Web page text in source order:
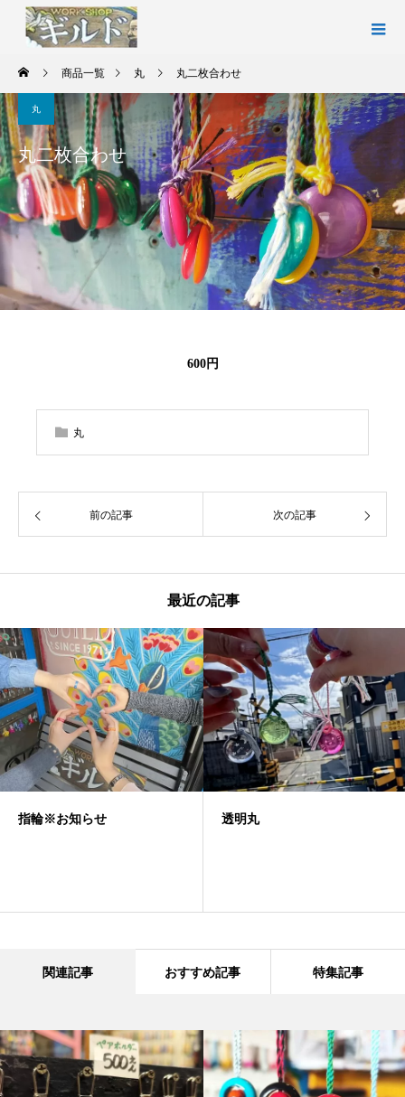
商品一覧 丸 丸二枚合わせ
丸
丸二枚合わせ
600円
丸
前の記事 次の記事
最近の記事
透明丸
関連記事 おすすめ記事 特集記事